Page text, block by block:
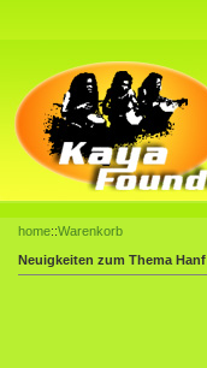
home::Warenkorb
Neuigkeiten zum Thema Hanf